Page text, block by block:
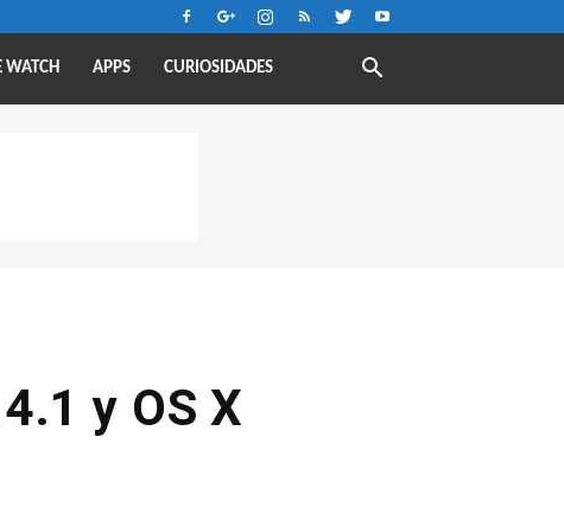
WATCH APPS CURIOSIDADES
y OS X